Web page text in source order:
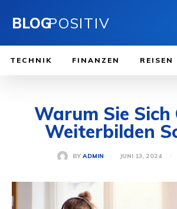
BLOGPOSITIV
TECHNIK FINANZEN REISEN
Warum Sie Sich
Weiterbilden
BY ADMIN JUNI 13, 2024